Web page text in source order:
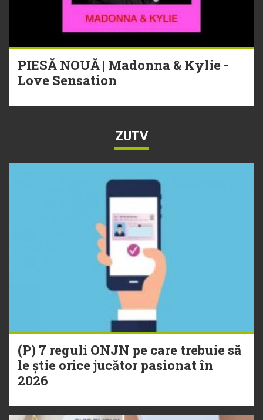
PIESĂ NOUĂ | Madonna & Kylie -
Love Sensation
ZUTV
(P) 7 reguli ONJN pe care trebuie să
le știe orice jucător pasionat în
2026